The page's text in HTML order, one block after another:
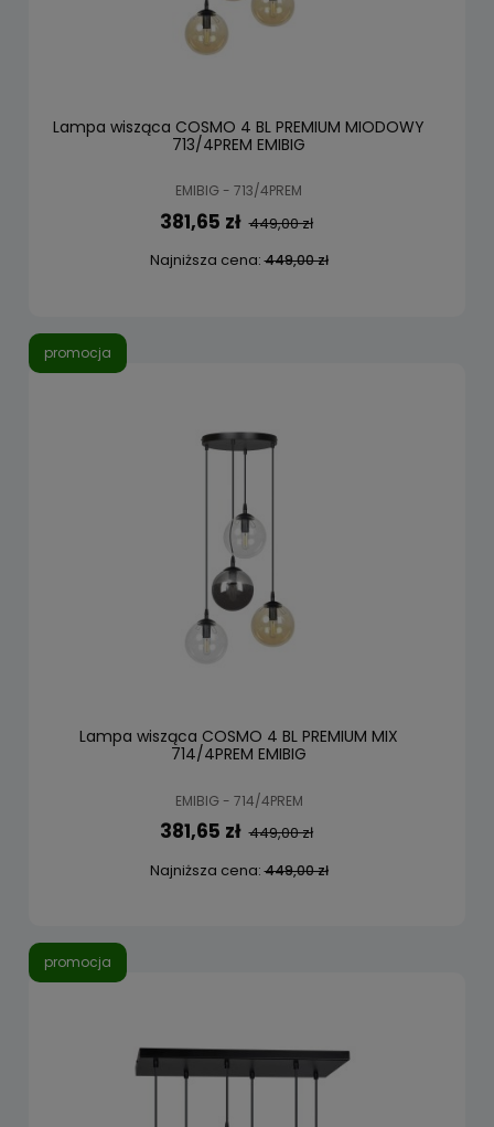
Lampa wisząca COSMO 4 BL PREMIUM MIODOWY
713/4PREM EMIBIG
EMIBIG - 713/4PREM
381,65 zł 449,00 zł
Najniższa cena:449,00 zł
Lampa wisząca COSMO 4 BL PREMIUM MIX
714/4PREM EMIBIG
EMIBIG - 714/4PREM
381,65 zł 449,00 zł
Najniższa cena:449,00 zł
promocja
promocja